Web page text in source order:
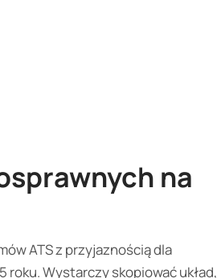
na
ATS z przyjaznością dla
Wystarczy skopiować układ,